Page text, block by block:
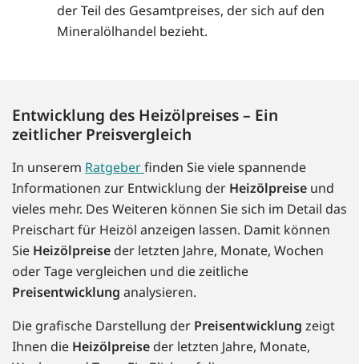
der Teil des Gesamtpreises, der sich auf den
Mineralölhandel bezieht.
Entwicklung des Heizölpreises – Ein
zeitlicher Preisvergleich
In unserem Ratgeberfinden Sie viele spannende
Informationen zur Entwicklung der Heizölpreise und
vieles mehr. Des Weiteren können Sie sich im Detail das
Preischart für Heizöl anzeigen lassen. Damit können
Sie Heizölpreise der letzten Jahre, Monate, Wochen
oder Tage vergleichen und die zeitliche
Preisentwicklung analysieren.
Die grafische Darstellung der Preisentwicklung zeigt
Ihnen die Heizölpreise der letzten Jahre, Monate,